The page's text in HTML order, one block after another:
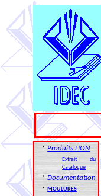
* Produits LION
Extrait du
Catalogue
* Documentation
* MOULURES